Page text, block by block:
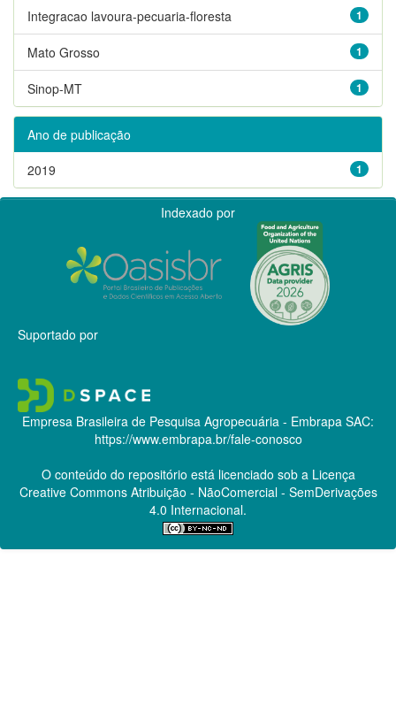
1
Integracao lavoura-pecuaria-floresta
1
Mato Grosso
1
Sinop-MT
Ano de publicação
1
2019
Indexado por
Suportado por
Empresa Brasileira de Pesquisa Agropecuária - Embrapa SAC:
https://www.embrapa.br/fale-conosco
O conteúdo do repositório está licenciado sob a Licença
Creative CommonsAtribuição - NãoComercial - SemDerivações
4.0 Internacional.